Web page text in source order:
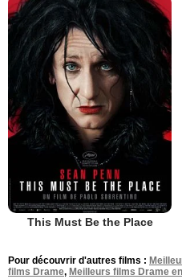
This Must Be the Place
Pour découvrir d'autres films :
films Drame, Meilleurs films Drame